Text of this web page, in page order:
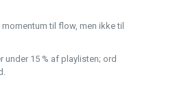
til flow, men ikke til
under 15 % af playlisten; ord